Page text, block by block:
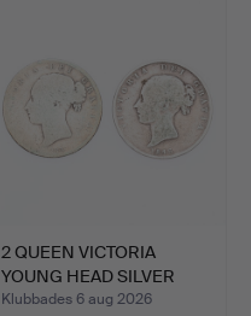
2 QUEEN VICTORIA
YOUNG HEAD SILVER
HALF CR…
Klubbades 6 aug 2026